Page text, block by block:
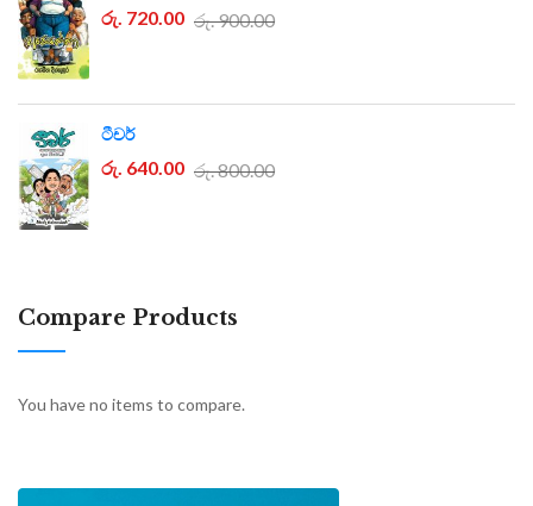
රු. 720.00 රු. 900.00
ටීචර්
රු. 640.00 රු. 800.00
Compare Products
You have no items to compare.